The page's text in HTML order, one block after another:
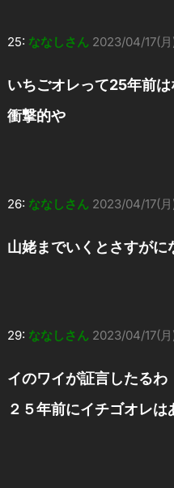
25: ななしさん 2023/04/17(
いちごオレって25年前は
衝撃的や
26: ななしさん 2023/04/17(
山姥までいくとさすがに
29: ななしさん 2023/04/17(
イのワイが証言したるわ
２５年前にイチゴオレは